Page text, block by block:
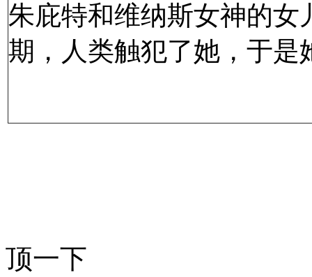
朱庇特和维纳斯女神的
期，人类触犯了她，于是
顶一下